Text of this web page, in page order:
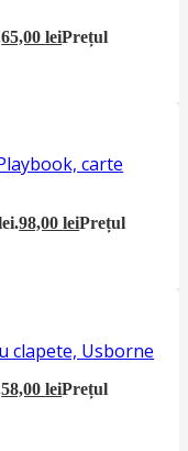
65,00leiPrețul
carte
98,00leiPrețul
clapete, Usborne
58,00leiPrețul